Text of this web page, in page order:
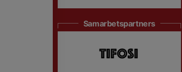
Samarbetspartners